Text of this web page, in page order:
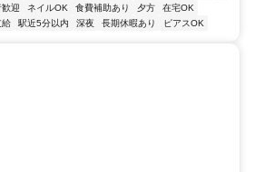
迎 ネイルOK 食費補助あり 夕方
在宅OK
給 駅近5分以内 深夜 長期休暇あり ピアスOK